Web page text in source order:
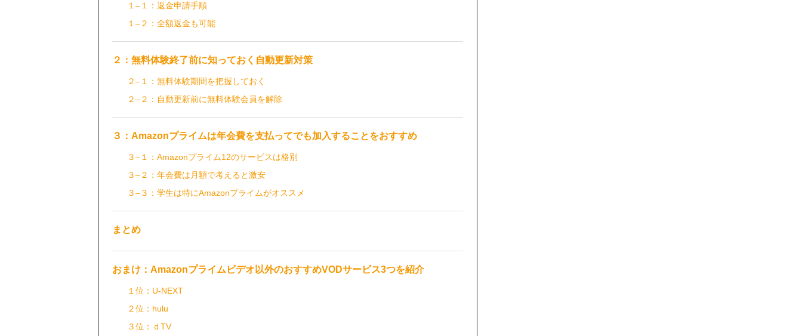
１–１：返金申請手順
１–２：全額返金も可能
２：無料体験終了前に知っておく自動更新対策
２–１：無料体験期間を把握しておく
２–２：自動更新前に無料体験会員を解除
３：Amazonプライムは年会費を支払ってでも加入することをおすすめ
３–１：Amazonプライム12のサービスは格別
３–２：年会費は月額で考えると激安
３–３：学生は特にAmazonプライムがオススメ
まとめ
おまけ：Amazonプライムビデオ以外のおすすめVODサービス3つを紹介
１位：U-NEXT
２位：hulu
３位：ｄTV